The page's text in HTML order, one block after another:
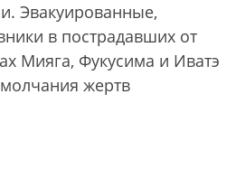
Эвакуированные,
в пострадавших от
Мияга, Фукусима и Иватэ
жертв